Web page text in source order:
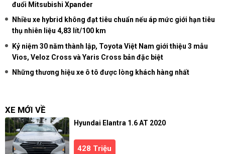
đuổi Mitsubishi Xpander
Nhiều xe hybrid không đạt tiêu chuẩn nếu áp mức giới hạn tiêu
thụ nhiên liệu 4,83 lít/100 km
Kỷ niệm 30 năm thành lập, Toyota Việt Nam giới thiệu 3 mẫu
Vios, Veloz Cross và Yaris Cross bản đặc biệt
Những thương hiệu xe ô tô được lòng khách hàng nhất
XE MỚI VỀ
Hyundai Elantra 1.6 AT 2020
428 Triệu